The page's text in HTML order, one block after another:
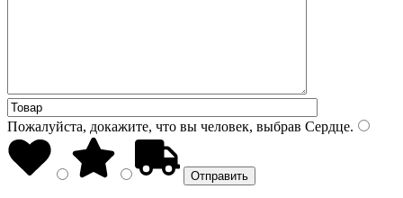
Пожалуйста, докажите, что вы человек, выбрав Сердце.